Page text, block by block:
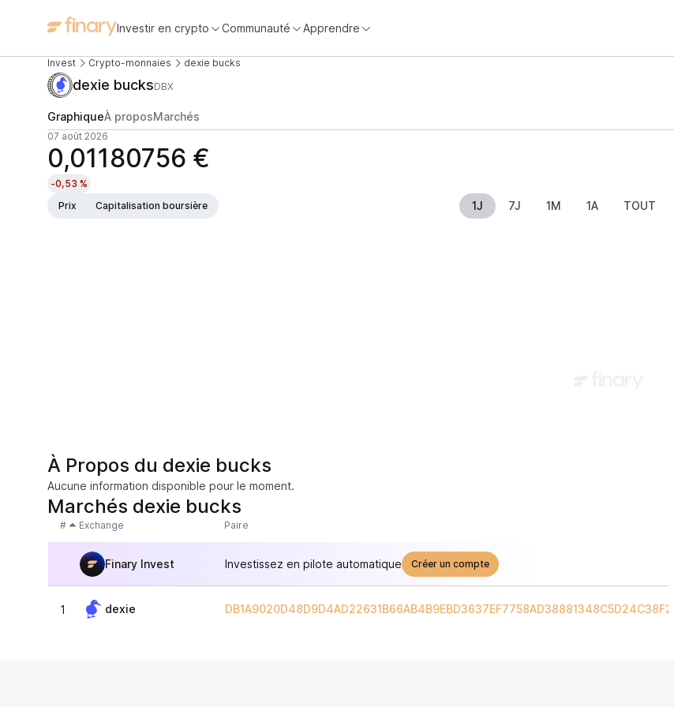
Investir en crypto Communauté Apprendre
Invest Crypto-monnaies dexie bucks
dexie bucksDBX
GraphiqueÀ proposMarchés
07 août 2026
0,01180756 €
-0,53 %
Prix
Capitalisation boursière 1J 7J 1M 1A TOUT
À Propos du dexie bucks
Aucune information disponible pour le moment.
Marchés dexie bucks
# Exchange Paire
Finary Invest Investissez en pilote automatique Créer un compte
1 dexie DB1A9020D48D9D4AD22631B66AB4B9EBD3637EF7758AD38881348C5D24C38F20